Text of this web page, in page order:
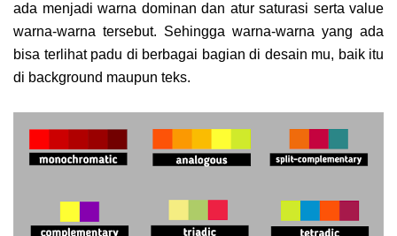
ada menjadi warna dominan dan atur saturasi serta value
warna-warna tersebut. Sehingga warna-warna yang ada
bisa terlihat padu di berbagai bagian di desain mu, baik itu
di background maupun teks.